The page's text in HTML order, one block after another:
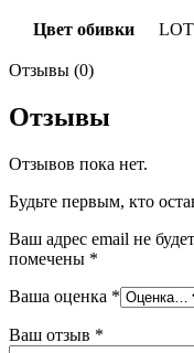
Цвет обивки
Отзывы (0)
Отзывы
Отзывов пока нет.
Будьте первым, кто
Ваш адрес email не
помечены *
Ваша оценка *
Ваш отзыв *